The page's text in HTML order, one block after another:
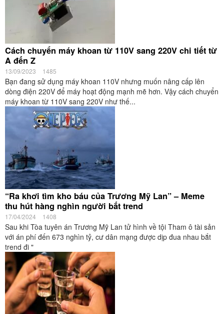
Cách chuyển máy khoan từ 110V sang 220V chi tiết từ
A đến Z
13/09/2023 1485
Bạn đang sử dụng máy khoan 110V nhưng muốn nâng cấp lên
dòng điện 220V để máy hoạt động mạnh mẽ hơn. Vậy cách chuyển
máy khoan từ 110V sang 220V như thế...
“Ra khơi tìm kho báu của Trương Mỹ Lan” – Meme
thu hút hàng nghìn người bắt trend
17/04/2024 1408
Sau khi Tòa tuyên án Trương Mỹ Lan tử hình về tội Tham ô tài sản
với án phí đến 673 nghìn tỷ, cư dân mạng được dịp đua nhau bắt
trend đi "